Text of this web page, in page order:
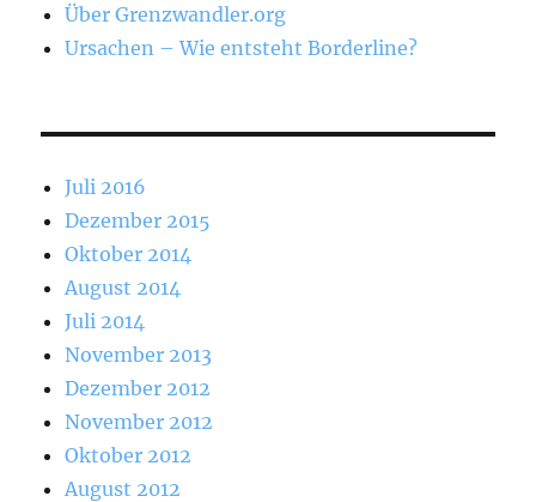
Über Grenzwandler.org
Ursachen – Wie entsteht Borderline?
Juli 2016
Dezember 2015
Oktober 2014
August 2014
Juli 2014
November 2013
Dezember 2012
November 2012
Oktober 2012
August 2012